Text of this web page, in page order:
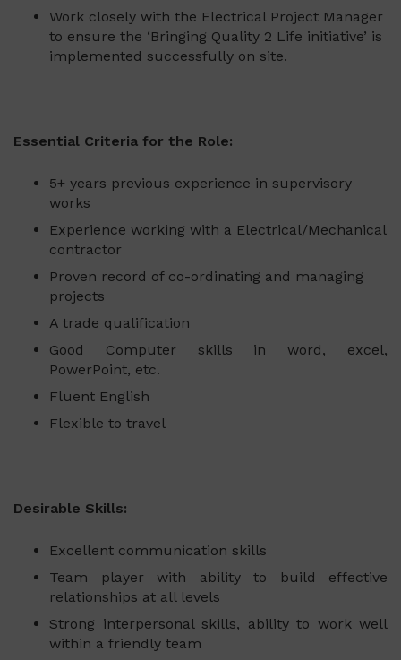
Work closely with the Electrical Project Manager
to ensure the ‘Bringing Quality 2 Life initiative’ is
implemented successfully on site.
Essential Criteria for the Role:
5+ years previous experience in supervisory
works
Experience working with a Electrical/Mechanical
contractor
Proven record of co-ordinating and managing
projects
A trade qualification
Good Computer skills in word, excel,
PowerPoint, etc.
Fluent English
Flexible to travel
Desirable Skills:
Excellent communication skills
Team player with ability to build effective
relationships at all levels
Strong interpersonal skills, ability to work well
within a friendly team